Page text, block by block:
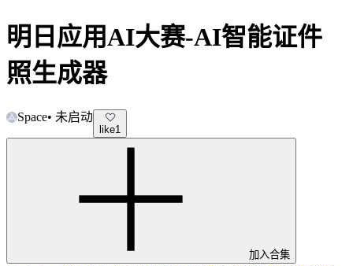
明日应用AI大赛-AI智能证件
照生成器
Space• 未启动
like1
加入合集